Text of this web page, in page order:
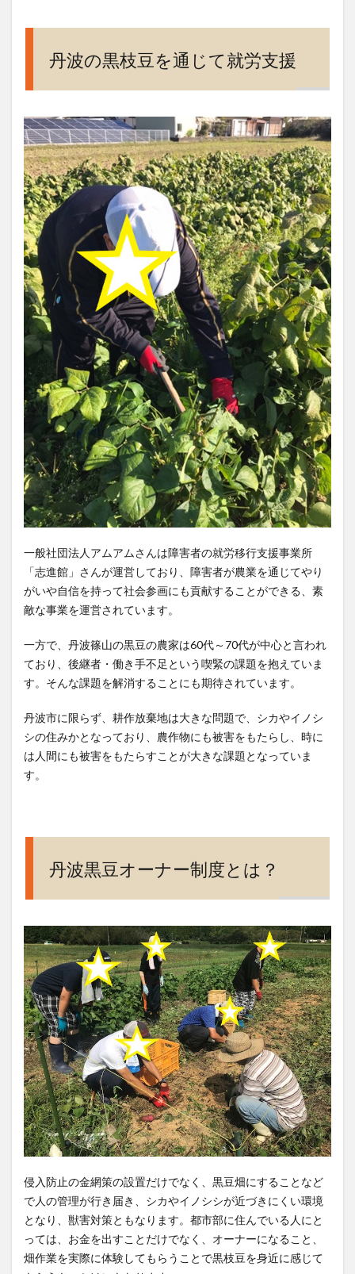
丹波の黒枝豆を通じて就労支援
一般社団法人アムアムさんは障害者の就労移行支援事業所
「志進館」さんが運営しており、障害者が農業を通じてやり
がいや自信を持って社会参画にも貢献することができる、素
敵な事業を運営されています。
一方で、丹波篠山の黒豆の農家は60代～70代が中心と言われ
ており、後継者・働き手不足という喫緊の課題を抱えていま
す。そんな課題を解消することにも期待されています。
丹波市に限らず、耕作放棄地は大きな問題で、シカやイノシ
シの住みかとなっており、農作物にも被害をもたらし、時に
は人間にも被害をもたらすことが大きな課題となっていま
す。
丹波黒豆オーナー制度とは？
侵入防止の金網策の設置だけでなく、黒豆畑にすることなど
で人の管理が行き届き、シカやイノシシが近づきにくい環境
となり、獣害対策ともなります。都市部に住んでいる人にと
っては、お金を出すことだけでなく、オーナーになること、
畑作業を実際に体験してもらうことで黒枝豆を身近に感じて